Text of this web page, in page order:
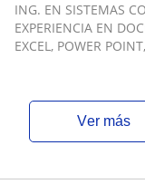
ING. EN SISTEMAS
EXPERIENCIA EN
EXCEL, POWER
ver más